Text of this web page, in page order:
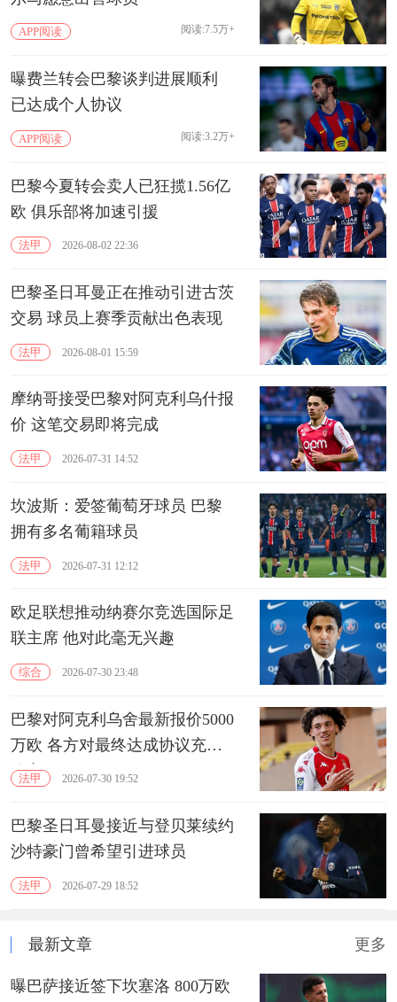
APP阅读 阅读:7.5万+
曝费兰转会巴黎谈判进展顺利
已达成个人协议
APP阅读 阅读:3.2万+
巴黎今夏转会卖人已狂揽1.56亿
欧 俱乐部将加速引援
法甲 2026-08-02 22:36
巴黎圣日耳曼正在推动引进古茨
交易 球员上赛季贡献出色表现
法甲 2026-08-01 15:59
摩纳哥接受巴黎对阿克利乌什报
价 这笔交易即将完成
法甲 2026-07-31 14:52
坎波斯：爱签葡萄牙球员 巴黎
拥有多名葡籍球员
法甲 2026-07-31 12:12
欧足联想推动纳赛尔竞选国际足
联主席 他对此毫无兴趣
综合 2026-07-30 23:48
巴黎对阿克利乌舍最新报价5000
万欧 各方对最终达成协议充满
信心
法甲 2026-07-30 19:52
巴黎圣日耳曼接近与登贝莱续约
沙特豪门曾希望引进球员
法甲 2026-07-29 18:52
最新文章 更多
曝巴萨接近签下坎塞洛 800万欧